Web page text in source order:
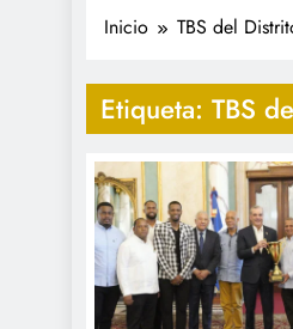
Inicio TBS del
Etiqueta: TBS